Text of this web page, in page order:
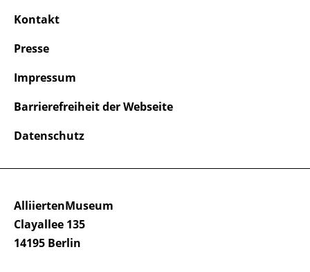
AlliiertenMuseum
Clayallee 135
14195 Berlin
Kontakt
Presse
Impressum
Barrierefreiheit der Webseite
Datenschutz